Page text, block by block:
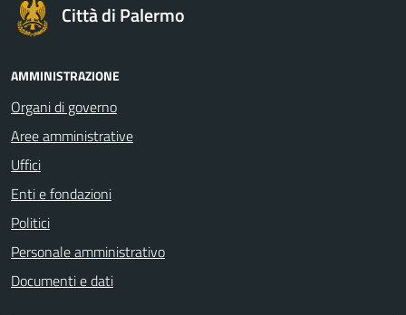
Città di Palermo
AMMINISTRAZIONE
Organi di governo
Aree amministrative
Uffici
Enti e fondazioni
Politici
Personale amministrativo
Documenti e dati